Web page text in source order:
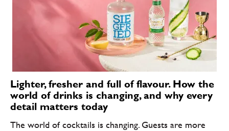
Lighter, fresher and full of flavour. How the
world of drinks is changing, and why every
detail matters today
The world of cocktails is changing. Guests are more